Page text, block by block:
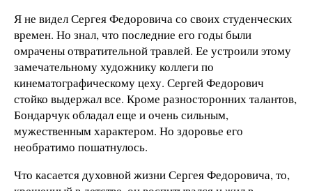
Я не видел Сергея Федоровича со своих студенческих
времен. Но знал, что последние его годы были
омрачены отвратительной травлей. Ее устроили этому
замечательному художнику коллеги по
кинематографическому цеху. Сергей Федорович
стойко выдержал все. Кроме разносторонних талантов,
Бондарчук обладал еще и очень сильным,
мужественным характером. Но здоровье его
необратимо пошатнулось.
Что касается духовной жизни Сергея Федоровича, то,